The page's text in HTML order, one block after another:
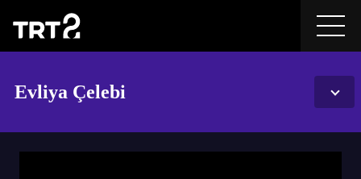
Evliya Çelebi